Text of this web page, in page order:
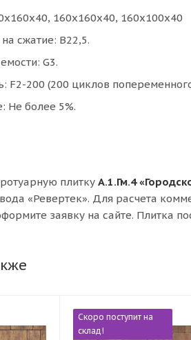
160х160х40, 160х100х40
сжатие: В22,5.
G3.
F2-200 (200 циклов
Не более 5%.
плитку А.1.Гм.4
«Ревертек». Для расчета
заявку на сайте. Плитка
Скоро поступит на
склад!